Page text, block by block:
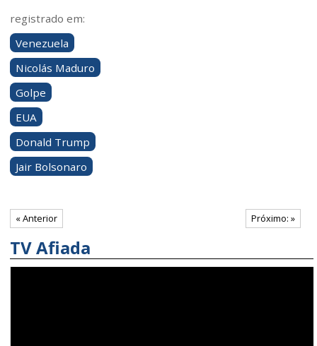
registrado em:
Venezuela
Nicolás Maduro
Golpe
EUA
Donald Trump
Jair Bolsonaro
« Anterior Próximo: »
TV Afiada